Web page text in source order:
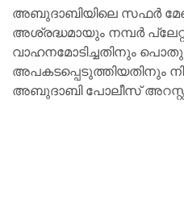
അബുദാബിയിലെ സഫർ
അശ്രദ്ധമായും നമ്പർ
വാഹനമോടിച്ചതിനും
അപകടപ്പെടുത്തിയതിനും
അബുദാബി പോലീസ് അറസ്റ്റ്